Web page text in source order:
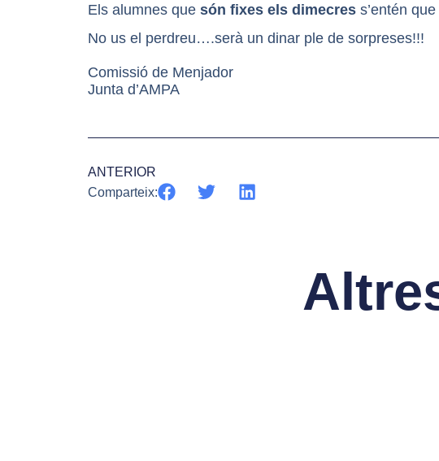
Els alumnes que són fixes els dimecres s’entén
No us el perdreu….serà un dinar ple de sorpreses!!!
Comissió de Menjador
Junta d’AMPA
ANTERIOR
Comparteix: